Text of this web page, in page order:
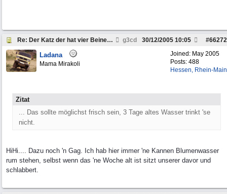
Re: Der Katz der hat vier Beine . . . g3cd #66272
30/12/2005 10:05
Joined: May 2005
Posts: 488
Hessen, Rhein-Main
Ladana
Mama Mirakoli
Zitat
... Das sollte möglichst frisch sein, 3 Tage altes Wasser trinkt 'se
nicht.
HiHi.... Dazu noch 'n Gag. Ich hab hier immer 'ne Kannen Blumenwasser
rum stehen, selbst wenn das 'ne Woche alt ist sitzt unserer davor und
schlabbert.